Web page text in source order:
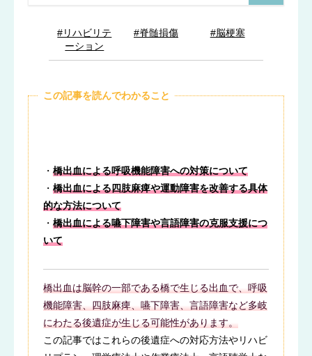
#リハビリテ
ーション
#脊髄損傷 #脳梗塞
この記事を読んでわかること
・ 橋出血による呼吸機能障害への対策について
・ 橋出血による四肢麻痺や運動障害を改善する具体
的な方法について
・ 橋出血による嚥下障害や言語障害の克服支援につ
いて
橋出血は脳幹の一部である橋で生じる出血で、呼吸
機能障害、四肢麻痺、嚥下障害、言語障害など多岐
にわたる後遺症が生じる可能性があります。
この記事ではこれらの後遺症への対応方法やリハビ